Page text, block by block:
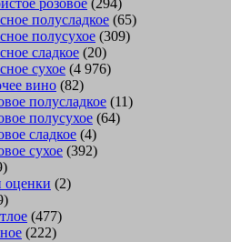
розовое (294)
полусладкое (65)
полусухое (309)
сладкое (20)
сухое (4 976)
вино (82)
полусладкое (11)
полусухое (64)
сладкое (4)
сухое (392)
оценки (2)
(477)
(222)